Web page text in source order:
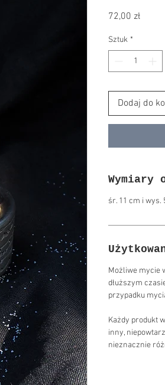
72,00 złCena
Sztuk *
Dodaj do
Wymiary
śr. 11 cm i wys.
Możliwe mycie
dłuższym
przypadku
Każdy produkt
inny,
nieznacznie